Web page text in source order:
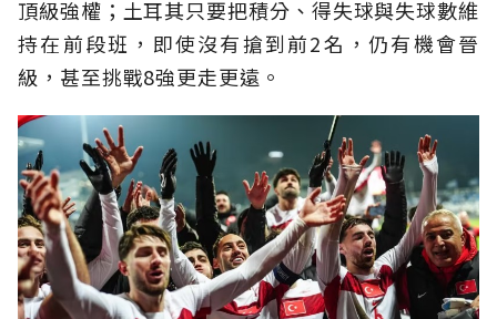
頂級強權；土耳其只要把積分、得失球與失球數維
持在前段班，即使沒有搶到前2名，仍有機會晉
級，甚至挑戰8強更走更遠。